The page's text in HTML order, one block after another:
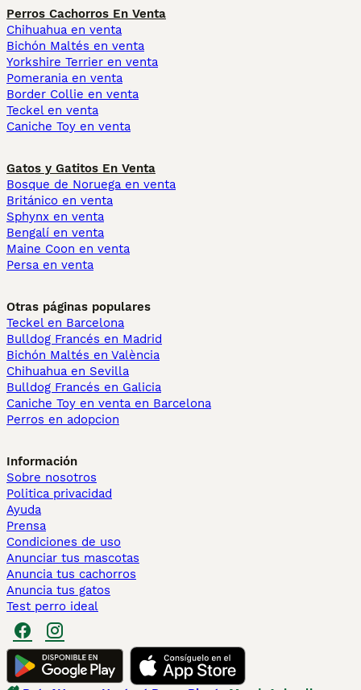
Perros Cachorros En Venta
Chihuahua en venta
Bichón Maltés en venta
Yorkshire Terrier en venta
Pomerania en venta
Border Collie en venta
Teckel en venta
Caniche Toy en venta
Gatos y Gatitos En Venta
Bosque de Noruega en venta
Británico en venta
Sphynx en venta
Bengalí en venta
Maine Coon en venta
Persa en venta
Otras páginas populares
Teckel en Barcelona
Bulldog Francés en Madrid
Bichón Maltés en València
Chihuahua en Sevilla
Bulldog Francés en Galicia
Caniche Toy en venta en Barcelona
Perros en adopcion
Información
Sobre nosotros
Politica privacidad
Ayuda
Prensa
Condiciones de uso
Anunciar tus mascotas
Anuncia tus cachorros
Anuncia tus gatos
Test perro ideal